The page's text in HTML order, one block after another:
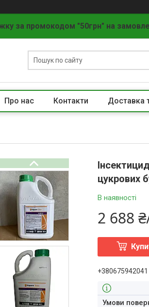
за промокодом "50грн" на
Про нас Контакти Доставка
цукрових
В наявності
2 688
+380675942041